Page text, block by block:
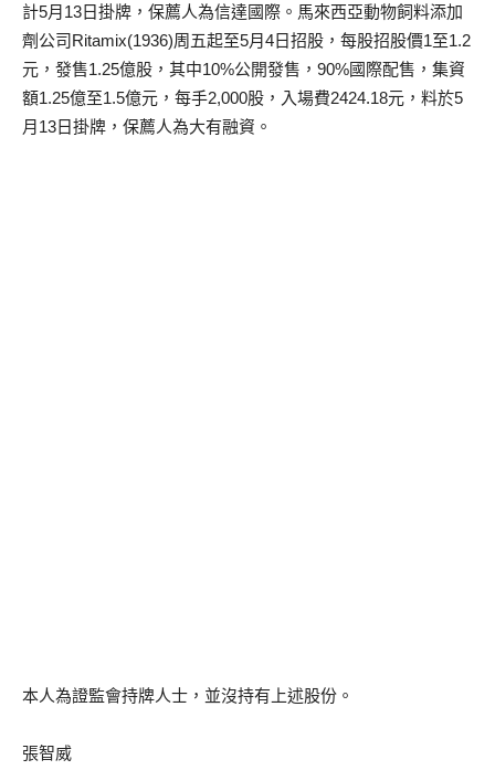
計5月13日掛牌，保薦人為信達國際。馬來西亞動物飼料添加
劑公司Ritamix(1936)周五起至5月4日招股，每股招股價1至1.2
元，發售1.25億股，其中10%公開發售，90%國際配售，集資
額1.25億至1.5億元，每手2,000股，入場費2424.18元，料於5
月13日掛牌，保薦人為大有融資。
本人為證監會持牌人士，並沒持有上述股份。
張智威